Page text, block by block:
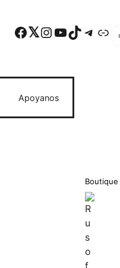
Facebook Twitter Instagram YouTube TikTok Telegram Enlace
Apoyanos
Boutique